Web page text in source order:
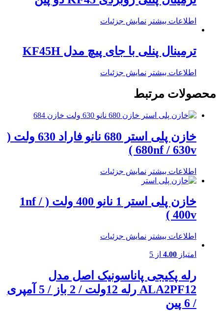
اطلاعات بیشتر نمایش جزئیات
ترمینال پنلی با جای پیچ مدل KF45H
اطلاعات بیشتر نمایش جزئیات
محصولات مرتبط
خازن پلی استر 680 نانو فاراد 630 ولت (
680nf / 630v )
اطلاعات بیشتر نمایش جزئیات
خازن پلی استر 1 نانو 400 ولت ( 1nf /
400v )
اطلاعات بیشتر نمایش جزئیات
امتیاز 4.00 از 5
رله پکیجی پاناسونیک اصل مدل
ALA2PF12 رله 12ولت / 2 باز / 5 آمپری
/ 6 پین